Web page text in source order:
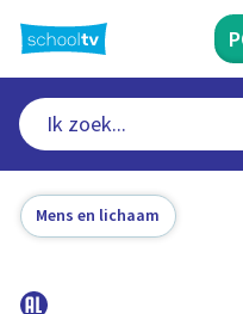
naar
hoofdinhoud
Mens en lichaam